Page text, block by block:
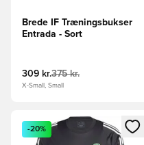
Brede IF Træningsbukser
Entrada - Sort
309 kr.375 kr.
X-Small, Small
Åbner en Modal til at
-20%